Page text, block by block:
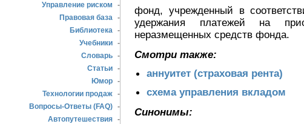
Управление риском
-
Правовая база -
Библиотека -
Учебники -
Словарь -
Статьи -
Юмор -
Технологии продаж -
Вопросы-Ответы (FAQ) -
Автопутешествия -
фонд, учрежденный в
удержания платежей на
неразмещенных средств фонда.
Смотри также:
аннуитет (страховая рента)
схема управления вкладом
Синонимы: